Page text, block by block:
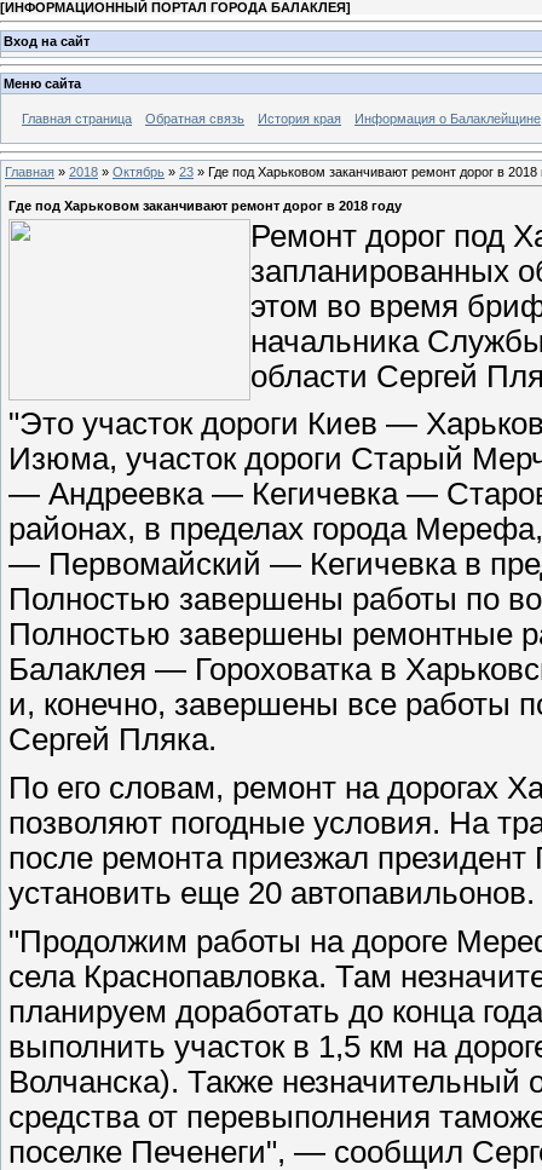
[ИНФОРМАЦИОННЫЙ ПОРТАЛ ГОРОДА БАЛАКЛЕЯ]
Вход на сайт
Меню сайта
Главная страница Обратная связь История края Информация о Балаклейщине
Главная » 2018 » Октябрь » 23 » Где под Харьковом заканчивают ремонт дорог в 2018
Где под Харьковом заканчивают ремонт дорог в 2018 году
Ремонт дорог под
запланированных
этом во время
начальника
области Сергей
"Это участок дороги Киев —
Изюма, участок дороги Старый
— Андреевка — Кегичевка —
районах, в пределах города
— Первомайский — Кегичевка в
Полностью завершены работы по
Полностью завершены ремонтные
Балаклея — Гороховатка в
и, конечно, завершены все работы
Сергей Пляка.
По его словам, ремонт на дорогах
позволяют погодные условия. На
после ремонта приезжал
установить еще 20 автопавильонов.
"Продолжим работы на дороге
села Краснопавловка. Там
планируем доработать до конца
выполнить участок в 1,5 км на
Волчанска). Также незначительный
средства от перевыполнения
поселке Печенеги", — сообщил